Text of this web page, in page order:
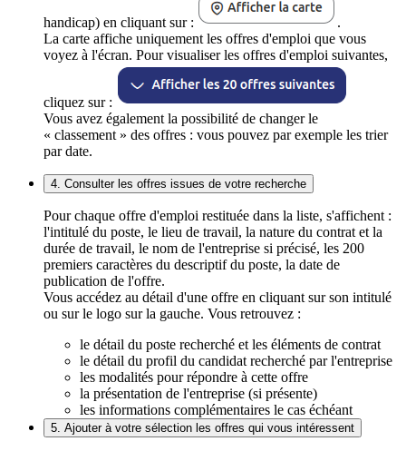
handicap) en cliquant sur :
.
La carte affiche uniquement les offres d'emploi que vous
voyez à l'écran. Pour visualiser les offres d'emploi suivantes,
cliquez sur :
Vous avez également la possibilité de changer le
« classement » des offres : vous pouvez par exemple les trier
par date.
4. Consulter les offres issues de votre recherche
Pour chaque offre d'emploi restituée dans la liste, s'affichent :
l'intitulé du poste, le lieu de travail, la nature du contrat et la
durée de travail, le nom de l'entreprise si précisé, les 200
premiers caractères du descriptif du poste, la date de
publication de l'offre.
Vous accédez au détail d'une offre en cliquant sur son intitulé
ou sur le logo sur la gauche. Vous retrouvez :
le détail du poste recherché et les éléments de contrat
le détail du profil du candidat recherché par l'entreprise
les modalités pour répondre à cette offre
la présentation de l'entreprise (si présente)
les informations complémentaires le cas échéant
5. Ajouter à votre sélection les offres qui vous intéressent